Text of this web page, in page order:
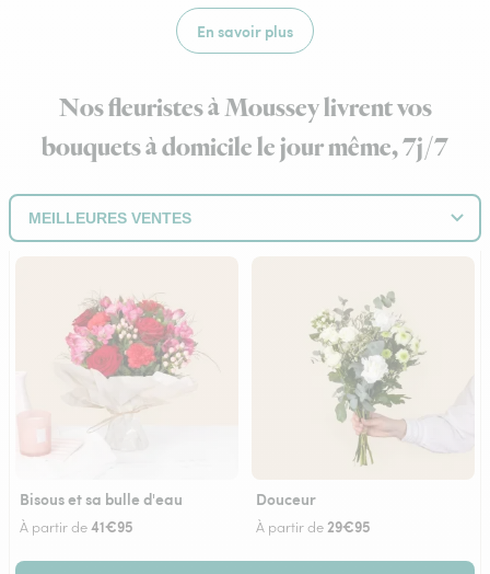
En savoir plus
Nos fleuristes à Moussey livrent vos
bouquets à domicile le jour même, 7j/7
Bisous et sa bulle d'eau
À partir de41€95
Douceur
À partir de29€95